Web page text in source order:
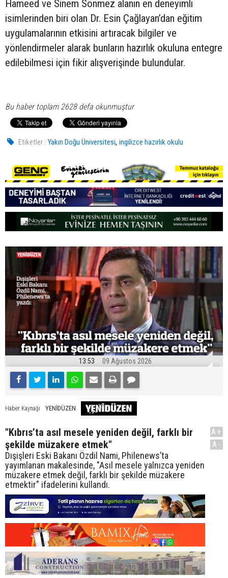
Hameed ve Sinem Sönmez alanın en deneyimli
isimlerinden biri olan Dr. Esin Çağlayan’dan eğitim
uygulamalarının etkisini artıracak bilgiler ve
yönlendirmeler alarak bunların hazırlık okuluna entegre
edilebilmesi için fikir alışverişinde bulundular.
Bu haber toplam 2628 defa okunmuştur
Etiketler : Yakın Doğu Üniversitesi,ingilizce hazırlık okulu
13:53 09 Ağustos 2026
Haber Kaynağı YENİDÜZEN
"Kıbrıs’ta asıl mesele yeniden değil, farklı bir
şekilde müzakere etmek"
Dışişleri Eski Bakanı Özdil Nami, Philenews’ta
yayımlanan makalesinde, "Asıl mesele yalnızca yeniden
müzakere etmek değil, farklı bir şekilde müzakere
etmektir" ifadelerini kullandı.
A+
A-